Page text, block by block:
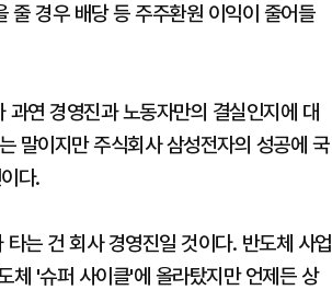
줄 경우 배당 등 주주환원 이익이 줄어들
연 경영진과 노동자만의 결실인지에 대
말이지만 주식회사 삼성전자의 성공에 국
다.
는 건 회사 경영진일 것이다. 반도체 사업
'슈퍼 사이클'에 올라탔지만 언제든 상